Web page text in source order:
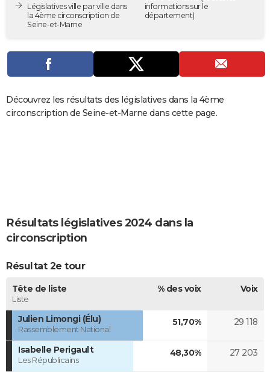
Destinations
City break
Voyage nature
Voyage de noces
Forum
PHOTO
BONS PLANS
Carte de Noël
Carte Bonne année
Carte Saint-Valentin
Carte Pâques
Carte d'anniversaire
DICTIONNAIRE
Bricolage
Lifestyle
Culture
Sport
Auto
Television
Voyage
Cinema
Législatives ville par ville dans
la 4ème circonscription de
Seine-et-Marne
informations sur le
département)
Découvrez les résultats des législatives dans la 4ème
circonscription de Seine-et-Marne dans cette page.
Résultats législatives 2024 dans la
circonscription
Résultat 2e tour
Tête de liste
Liste
% des voix Voix
Julien Limongi (Élu)
Rassemblement National
51,70% 29 118
Isabelle Perigault
Les Républicains
48,30% 27 203